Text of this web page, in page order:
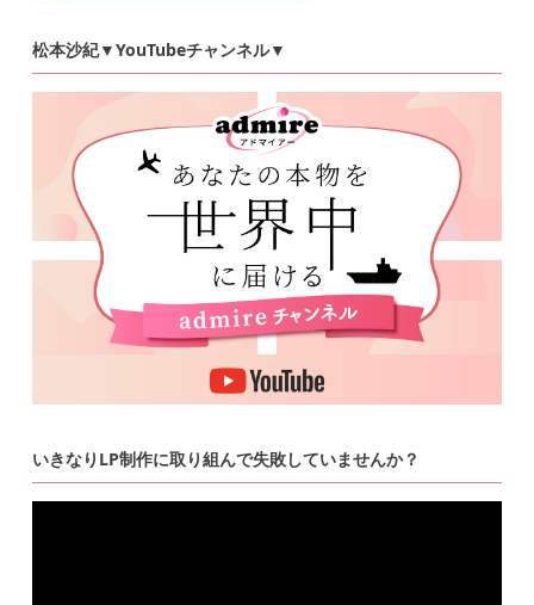
松本沙紀▼YouTubeチャンネル▼
いきなりLP制作に取り組んで失敗していませんか？
動